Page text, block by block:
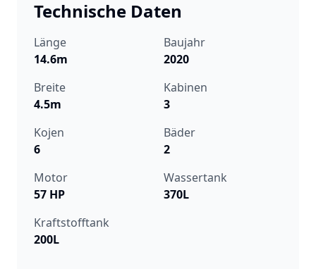
Technische Daten
Länge
14.6m
Baujahr
2020
Breite
4.5m
Kabinen
3
Kojen
6
Bäder
2
Motor
57 HP
Wassertank
370L
Kraftstofftank
200L